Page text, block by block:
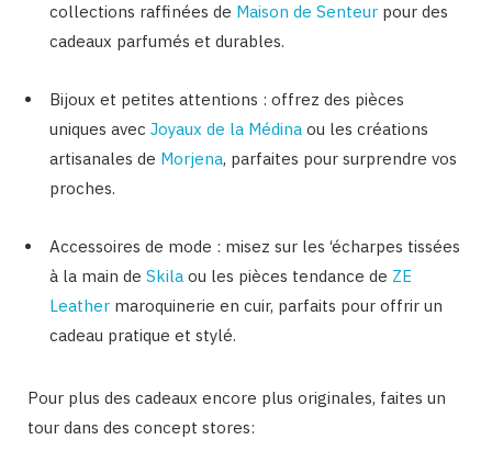
collections raffinées de Maison de Senteur pour des
cadeaux parfumés et durables.
Bijoux et petites attentions : offrez des pièces
uniques avec Joyaux de la Médina ou les créations
artisanales de Morjena, parfaites pour surprendre vos
proches.
Accessoires de mode : misez sur les ‘écharpes tissées
à la main de Skila ou les pièces tendance de ZE
Leather maroquinerie en cuir, parfaits pour offrir un
cadeau pratique et stylé.
Pour plus des cadeaux encore plus originales, faites un
tour dans des concept stores: